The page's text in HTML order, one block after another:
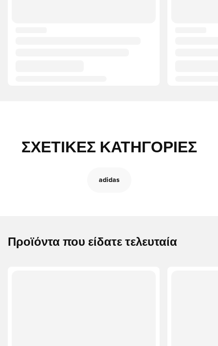
ΣΧΕΤΙΚΈΣ ΚΑΤΗΓΟΡΊΕΣ
adidas
Προϊόντα που είδατε τελευταία